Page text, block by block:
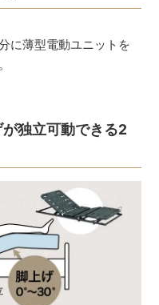
に薄型電動ユニットを
独立可動できる2